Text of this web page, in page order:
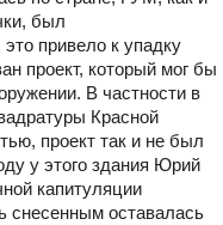
был
привело к упадку
проект, который мог бы
В частности в
Красной
проект так и не был
у этого здания Юрий
капитуляции
снесенным оставалась